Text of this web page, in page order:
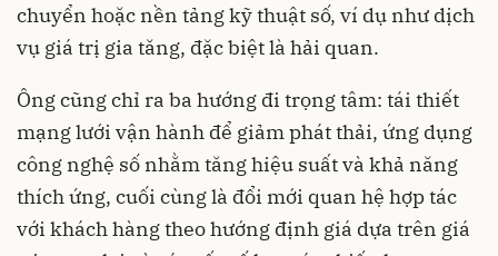
chuyển hoặc nền tảng kỹ thuật số, ví dụ như dịch
vụ giá trị gia tăng, đặc biệt là hải quan.
Ông cũng chỉ ra ba hướng đi trọng tâm: tái thiết
mạng lưới vận hành để giảm phát thải, ứng dụng
công nghệ số nhằm tăng hiệu suất và khả năng
thích ứng, cuối cùng là đổi mới quan hệ hợp tác
với khách hàng theo hướng định giá dựa trên giá